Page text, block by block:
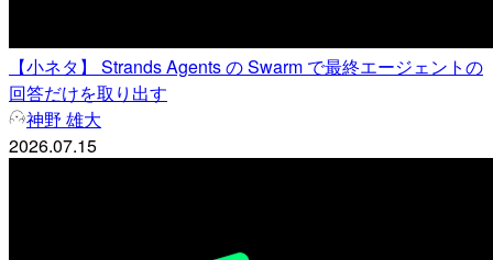
【小ネタ】 Strands Agents の Swarm で最終エージェントの
回答だけを取り出す
神野 雄大
2026.07.15